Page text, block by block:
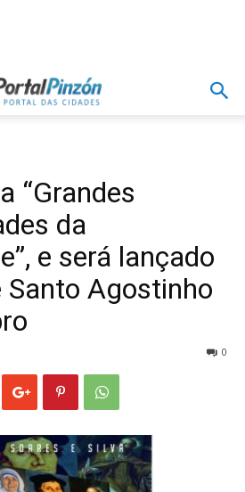
“Grandes
da
e será lançado
Santo Agostinho
0